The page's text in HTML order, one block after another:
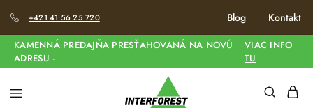
+421 41 56 25 720 Blog Kontakt
KAMENNÁ PREDAJŇA PRESŤAHOVANÁ NA NOVÚ
ADRESU -
VIAC INFO
TU